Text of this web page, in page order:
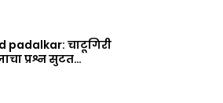
padalkar: चाटूगिरी
प्रश्न सुटत…